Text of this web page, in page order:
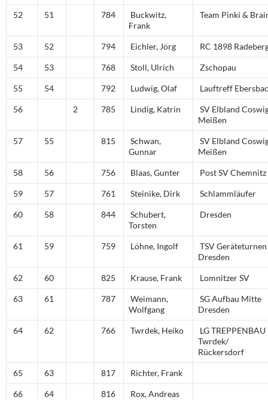
52 51 784
Buckwitz,
Frank
Team Pinki &
53 52 794 Eichler, Jörg RC 1898
54 53 768 Stoll, Ulrich Zschopau
55 54 792 Ludwig, Olaf Lauftreff
56 2 785 Lindig, Katrin
SV Elbland
Meißen
57 55 815
Schwan,
Gunnar
SV Elbland
Meißen
58 56 756 Blaas, Gunter Post SV Chemnitz
59 57 761 Steinike, Dirk Schlammläufer
60 58 844
Schubert,
Torsten
Dresden
61 59 759 Löhne, Ingolf
TSV Geräteturnen
Dresden
62 60 825 Krause, Frank Lomnitzer SV
63 61 787
Weimann,
Wolfgang
SG Aufbau Mitte
Dresden
64 62 766 Twrdek, Heiko
LG TREPPENBAU
Twrdek/
Rückersdorf
65 63 817 Richter, Frank
66 64 816 Rox, Andreas